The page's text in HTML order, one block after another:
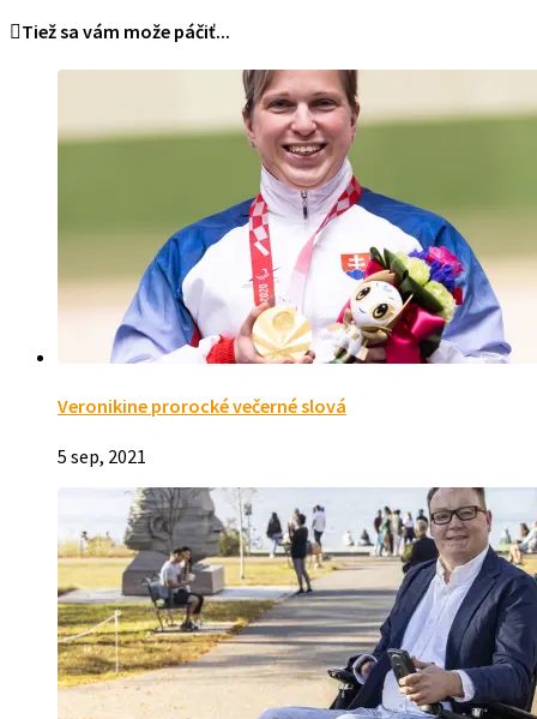
Tiež sa vám može páčiť...
Veronikine prorocké večerné slová
5 sep, 2021